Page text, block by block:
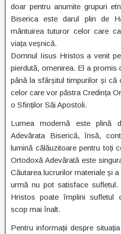
doar pentru anumite grupuri
Biserica este darul plin de
mântuirea tuturor celor care
viața veșnică.
Domnul Iisus Hristos a venit
pierdută, omenirea. El a
până la sfârșitul timpurilor și
celor care vor păstra Credința
o Sfinților Săi Apostoli.
Lumea modernă este plină
Adevărata Biserică, însă,
lumină călăuzitoare pentru toți
Ortodoxă Adevărată este
Căutarea lucrurilor materiale și
urmă nu pot satisface
Hristos poate împlini sufletul
scop mai înalt.
Pentru informații despre